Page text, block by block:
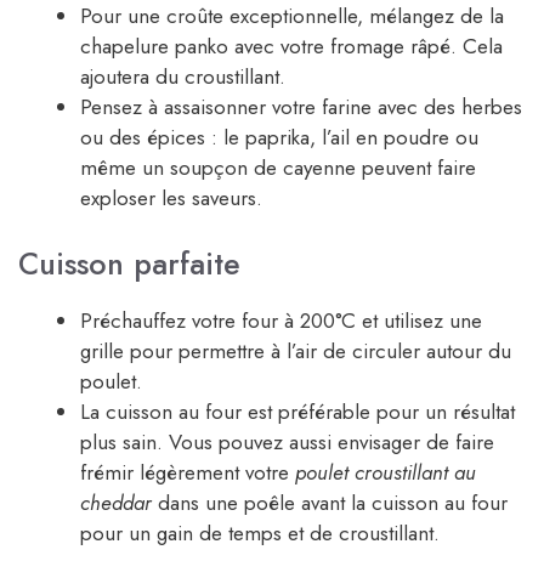
Pour une croûte exceptionnelle, mélangez de la
chapelure panko avec votre fromage râpé. Cela
ajoutera du croustillant.
Pensez à assaisonner votre farine avec des herbes
ou des épices : le paprika, l’ail en poudre ou
même un soupçon de cayenne peuvent faire
exploser les saveurs.
Cuisson parfaite
Préchauffez votre four à 200°C et utilisez une
grille pour permettre à l’air de circuler autour du
poulet.
La cuisson au four est préférable pour un résultat
plus sain. Vous pouvez aussi envisager de faire
frémir légèrement votre poulet croustillant au
cheddardans une poêle avant la cuisson au four
pour un gain de temps et de croustillant.